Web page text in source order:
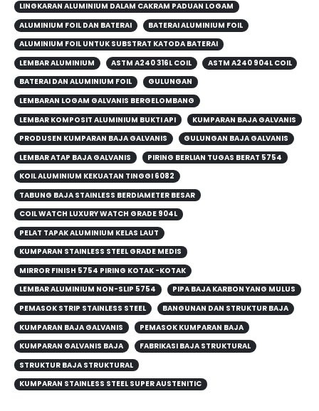
LINGKARAN ALUMINIUM DALAM CAKRAM PADUAN LOGAM
ALUMINIUM FOIL DAN BATERAI
BATERAI ALUMINIUM FOIL
ALUMINIUM FOIL UNTUK SUBSTRAT KATODA BATERAI
LEMBAR ALUMINIUM
ASTM A240 316L COIL
ASTM A240 904L COIL
BATERAI DAN ALUMINIUM FOIL
GULUNGAN
LEMBARAN LOGAM GALVANIS BERGELOMBANG
LEMBAR KOMPOSIT ALUMINIUM BUKTI API
KUMPARAN BAJA GALVANIS
PRODUSEN KUMPARAN BAJA GALVANIS
GULUNGAN BAJA GALVANIS
LEMBAR ATAP BAJA GALVANIS
PIRING BERLIAN TUGAS BERAT 5754
KOIL ALUMINIUM KEKUATAN TINGGI 6082
TABUNG BAJA STAINLESS BERDIAMETER BESAR
COIL WATCH LUXURY WATCH GRADE 904L
PELAT TAPAK ALUMINIUM KELAS LAUT
KUMPARAN STAINLESS STEEL GRADE MEDIS
MIRROR FINISH 5754 PIRING KOTAK -KOTAK
LEMBAR ALUMINIUM NON-SLIP 5754
PIPA BAJA KARBON YANG MULUS
PEMASOK STRIP STAINLESS STEEL
BANGUNAN DAN STRUKTUR BAJA
KUMPARAN BAJA GALVANIS
PEMASOK KUMPARAN BAJA
KUMPARAN GALVANIS BAJA
FABRIKASI BAJA STRUKTURAL
STRUKTUR BAJA STRUKTURAL
KUMPARAN STAINLESS STEEL SUPER AUSTENITIC